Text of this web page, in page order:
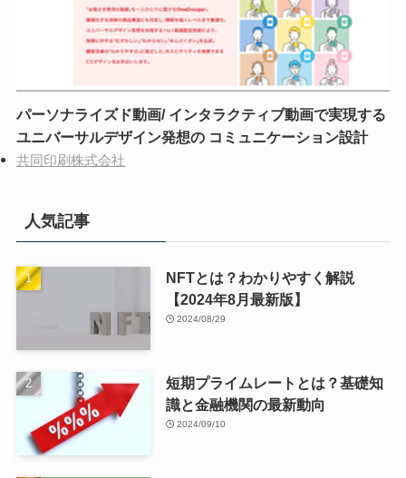
パーソナライズド動画/ インタラクティブ動画で実現する
ユニバーサルデザイン発想の コミュニケーション設計
共同印刷株式会社
人気記事
NFTとは？わかりやすく解説
【2024年8月最新版】
2024/08/29
短期プライムレートとは？基礎知
識と金融機関の最新動向
2024/09/10